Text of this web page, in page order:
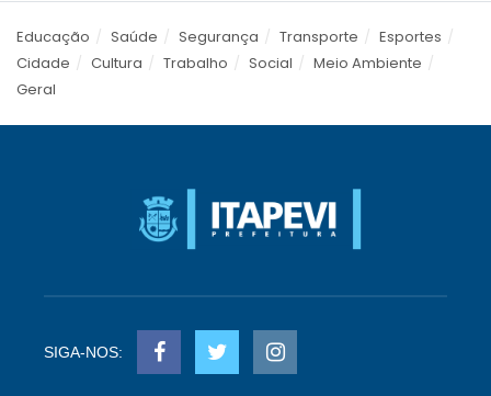
Educação Saúde Segurança Transporte
Esportes
Cidade
Cultura Trabalho Social
Meio Ambiente
Geral
SIGA-NOS: